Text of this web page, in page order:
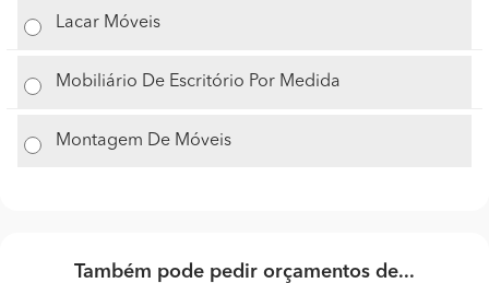
Lacar Móveis
Mobiliário De Escritório Por Medida
Montagem De Móveis
Também pode pedir orçamentos de...